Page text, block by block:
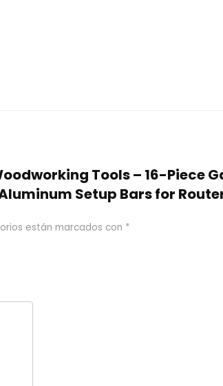
Tools – 16-Piece
Setup Bars for
están marcados con *